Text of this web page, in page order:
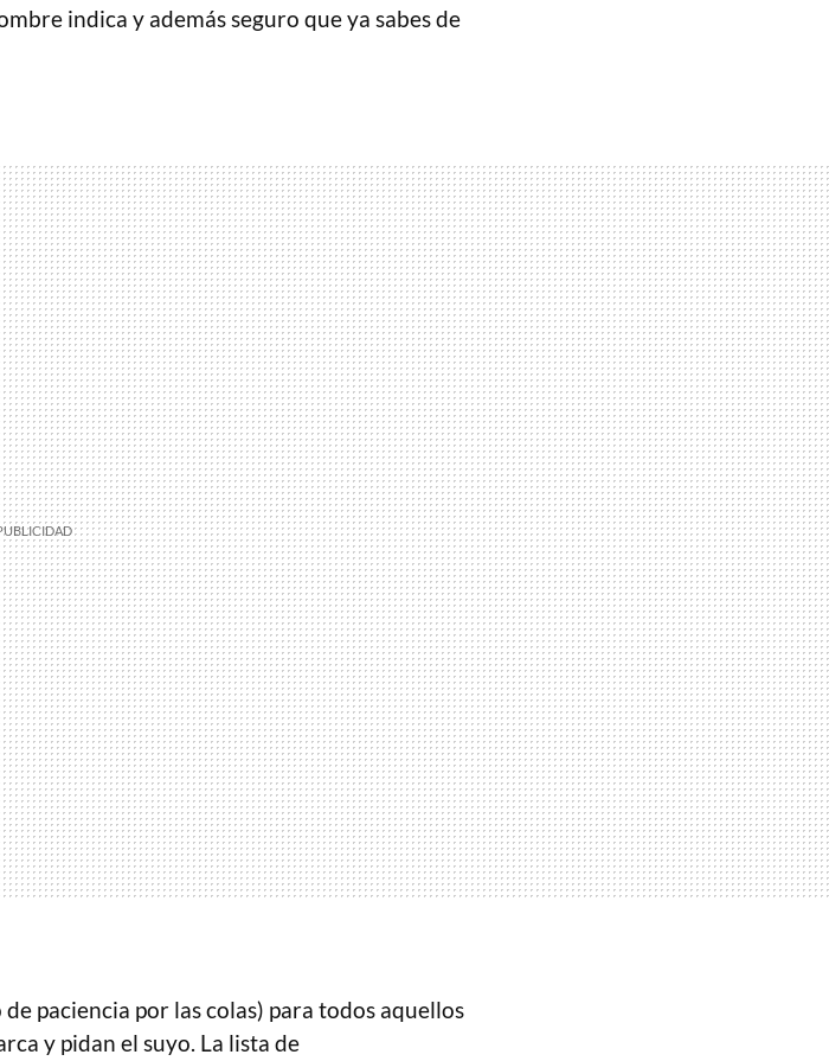
indica y además seguro que ya sabes de
paciencia por las colas) para todos aquellos
y pidan el suyo. La lista de